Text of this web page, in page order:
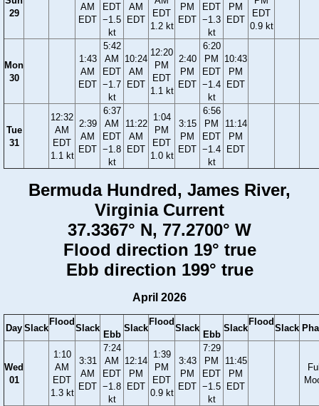
29
AM
EDT
EDT
−1.5
kt
AM
EDT
EDT
1.2 kt
PM
EDT
EDT
−1.3
kt
PM
EDT
EDT
0.9 kt
Mon
30
1:43
AM
EDT
5:42
AM
EDT
−1.7
kt
10:24
AM
EDT
12:20
PM
EDT
1.1 kt
2:40
PM
EDT
6:20
PM
EDT
−1.4
kt
10:43
PM
EDT
Tue
31
12:32
AM
EDT
1.1 kt
2:39
AM
EDT
6:37
AM
EDT
−1.8
kt
11:22
AM
EDT
1:04
PM
EDT
1.0 kt
3:15
PM
EDT
6:56
PM
EDT
−1.4
kt
11:14
PM
EDT
Bermuda Hundred, James River,
Virginia Current
37.3367° N, 77.2700° W
Flood direction 19° true
Ebb direction 199° true
April 2026
Day Slack
Flood
Slack
Ebb
Slack
Flood
Slack
Ebb
Slack
Flood
Slack
Wed
01
1:10
AM
EDT
1.3 kt
3:31
AM
EDT
7:24
AM
EDT
−1.8
kt
12:14
PM
EDT
1:39
PM
EDT
0.9 kt
3:43
PM
EDT
7:29
PM
EDT
−1.5
kt
11:45
PM
EDT